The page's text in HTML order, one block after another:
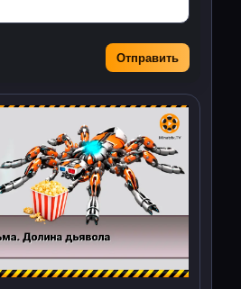
Отправить